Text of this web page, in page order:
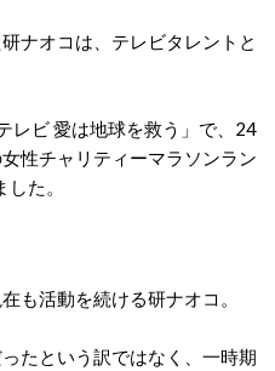
ナオコは、テレビタレントと
レビ 愛は地球を救う」で、24
性チャリティーマラソンラン
た。
も活動を続ける研ナオコ。
たという訳ではなく、一時期